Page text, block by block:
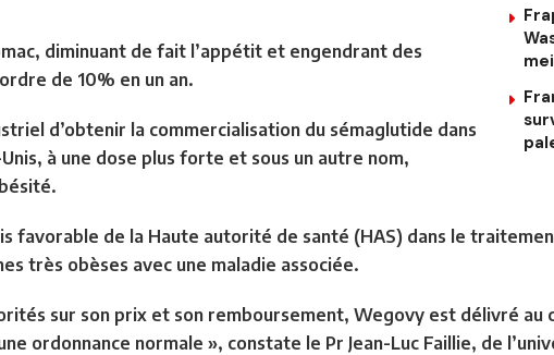
diminuant de fait l’appétit et engendrant des
de 10% en un an.
d’obtenir la commercialisation du sémaglutide dans
à une dose plus forte et sous un autre nom,
favorable de la Haute autorité de santé (HAS) dans le
très obèses avec une maladie associée.
sur son prix et son remboursement, Wegovy est délivré
ordonnance normale », constate le Pr Jean-Luc Faillie, de